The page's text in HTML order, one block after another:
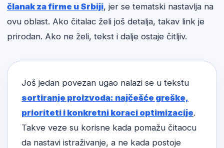
članak za firme u Srbiji, jer se tematski nastavlja na
ovu oblast. Ako čitalac želi još detalja, takav link je
prirodan. Ako ne želi, tekst i dalje ostaje čitljiv.
Još jedan povezan ugao nalazi se u tekstu
sortiranje proizvoda: najčešće greške,
prioriteti i konkretni koraci optimizacije.
Takve veze su korisne kada pomažu čitaocu
da nastavi istraživanje, a ne kada postoje